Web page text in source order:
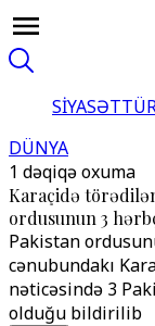
SİYASƏT
DÜNYA
1 dəqiqə oxuma
Karaçidə
ordusunun 3
Pakistan
cənubundakı
nəticəsində 3
olduğu bildirilib